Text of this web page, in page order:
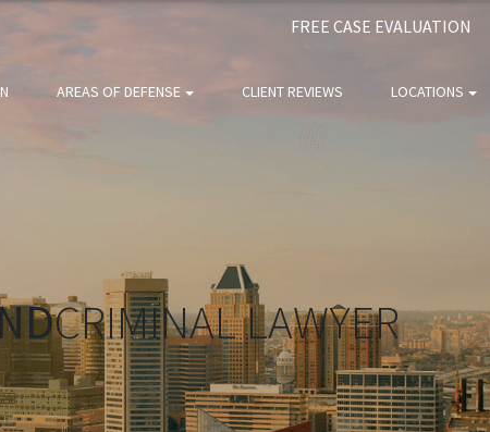
FREE CASE EVALUATION
AREAS OF DEFENSE CLIENT REVIEWS LOCATIONS
CRIMINAL LAWYER